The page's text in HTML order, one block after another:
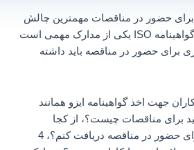
برای حضور در مناقصات مهمترین چالش
پیمانکاران است. ارائه گواهینامه ISO یکی از مدارک مهمی است
برای حضور در مناقصه باید داشته
جهت اخذ گواهینامه ایزو همانند
برای مناقصات چیست؟، از کجا
گواهینامه ایزو معتبر برای حضور در مناقصه دریافت کنم؟، 4